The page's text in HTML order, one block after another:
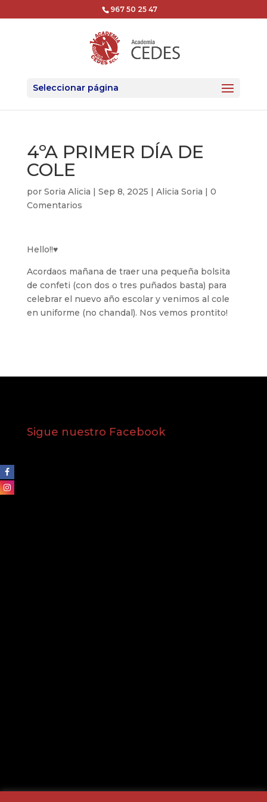
967 50 25 47
Seleccionar página
4ºA PRIMER DÍA DE
COLE
por Soria Alicia | Sep 8, 2025 | Alicia Soria | 0
Comentarios
Hello!!♥
Acordaos mañana de traer una pequeña bolsita
de confeti (con dos o tres puñados basta) para
celebrar el nuevo año escolar y venimos al cole
en uniforme (no chandal). Nos vemos prontito!
Sigue nuestro Facebook